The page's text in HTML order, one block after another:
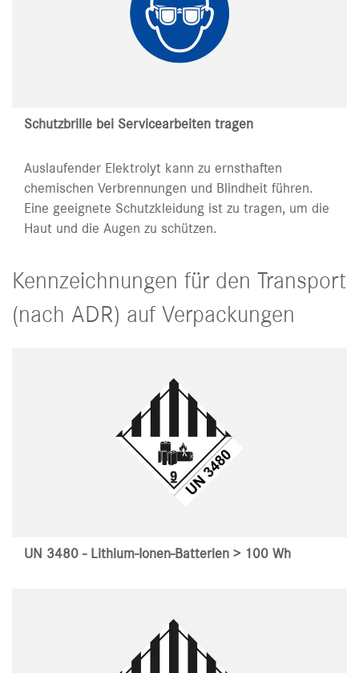
Schutzbrille bei Servicearbeiten tragen
Auslaufender Elektrolyt kann zu ernsthaften
chemischen Verbrennungen und Blindheit führen.
Eine geeignete Schutzkleidung ist zu tragen, um die
Haut und die Augen zu schützen.
Kennzeichnungen für den Transport
(nach ADR) auf Verpackungen
UN 3480 - Lithium-Ionen-Batterien > 100 Wh